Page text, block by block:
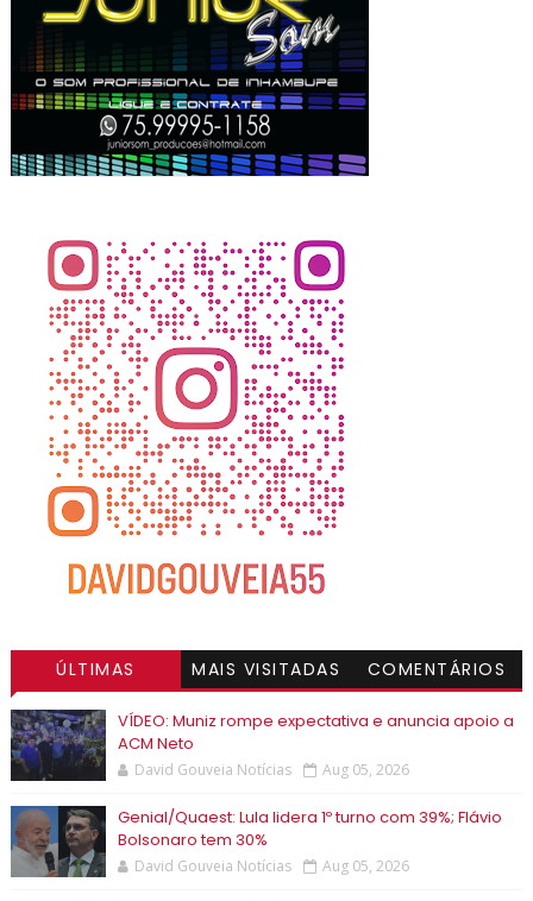
ÚLTIMAS MAIS VISITADAS COMENTÁRIOS
VÍDEO: Muniz rompe expectativa e anuncia apoio a
ACM Neto
David Gouveia Notícias Aug 05, 2026
Genial/Quaest: Lula lidera 1º turno com 39%; Flávio
Bolsonaro tem 30%
David Gouveia Notícias Aug 05, 2026